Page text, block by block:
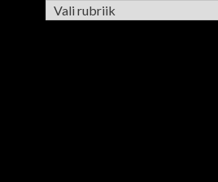
Rubriigid